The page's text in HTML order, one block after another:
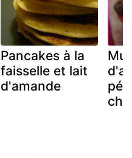
Pancakes à la
faisselle et lait
d'amande